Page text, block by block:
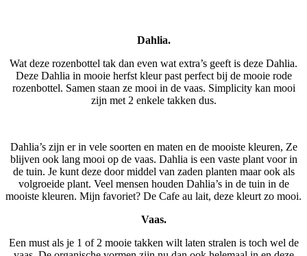
Dahlia.
Wat deze rozenbottel tak dan even wat extra’s geeft is deze Dahlia.
Deze Dahlia in mooie herfst kleur past perfect bij de mooie rode
rozenbottel. Samen staan ze mooi in de vaas. Simplicity kan mooi
zijn met 2 enkele takken dus.
Dahlia’s zijn er in vele soorten en maten en de mooiste kleuren, Ze
blijven ook lang mooi op de vaas. Dahlia is een vaste plant voor in
de tuin. Je kunt deze door middel van zaden planten maar ook als
volgroeide plant. Veel mensen houden Dahlia’s in de tuin in de
mooiste kleuren. Mijn favoriet? De Cafe au lait, deze kleurt zo mooi.
Vaas.
Een must als je 1 of 2 mooie takken wilt laten stralen is toch wel de